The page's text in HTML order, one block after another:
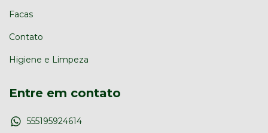
Facas
Contato
Higiene e Limpeza
Entre em contato
555195924614